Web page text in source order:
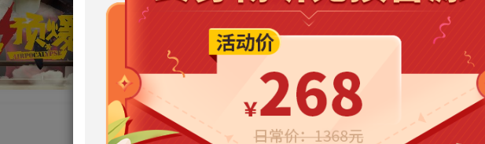
立即购买
您当前未登录！建议登陆后购买，可保存购买订单